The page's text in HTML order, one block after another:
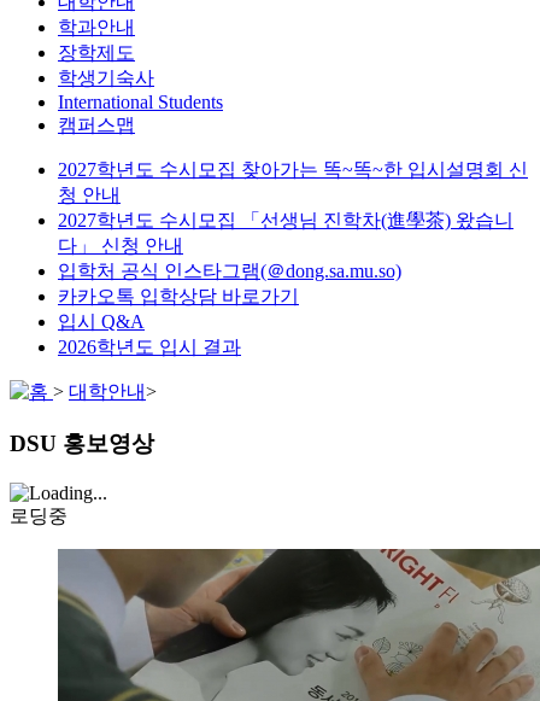
학과안내
장학제도
학생기숙사
International Students
캠퍼스맵
2027학년도 수시모집 찾아가는 똑~똑~한 입시설명회 신
청 안내
2027학년도 수시모집 「선생님 진학차(進學茶) 왔습니
다」 신청 안내
입학처 공식 인스타그램(＠dong.sa.mu.so)
카카오톡 입학상담 바로가기
입시 Q&A
2026학년도 입시 결과
> 대학안내>
DSU 홍보영상
로딩중